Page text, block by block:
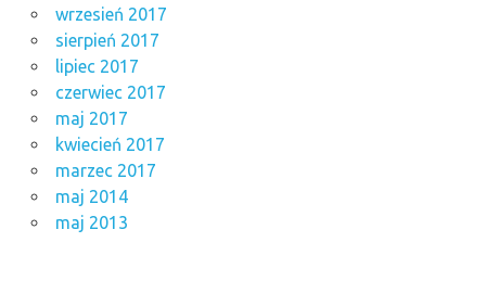
wrzesień 2017
sierpień 2017
lipiec 2017
czerwiec 2017
maj 2017
kwiecień 2017
marzec 2017
maj 2014
maj 2013